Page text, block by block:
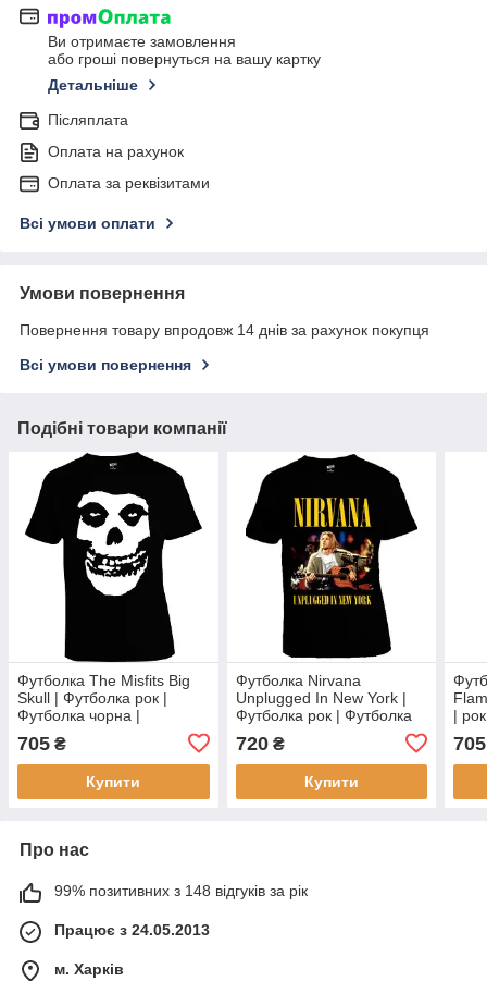
Ви отримаєте замовлення
або гроші повернуться на вашу картку
Детальніше
Післяплата
Оплата на рахунок
Оплата за реквізитами
Всі умови оплати
Умови повернення
Повернення товару впродовж 14 днів за рахунок покупця
Всі умови повернення
Подібні товари компанії
Футболка The Misfits Big
Skull | Футболка рок |
Футболка чорна |
тематикою
705 ₴
Купити
Футболка Nirvana
Unplugged In New York |
Футболка рок | Футболка
музичною тематикою
720₴
Купити
|
705
Про нас
99% позитивних з 148 відгуків за рік
Працює з 24.05.2013
м. Харків